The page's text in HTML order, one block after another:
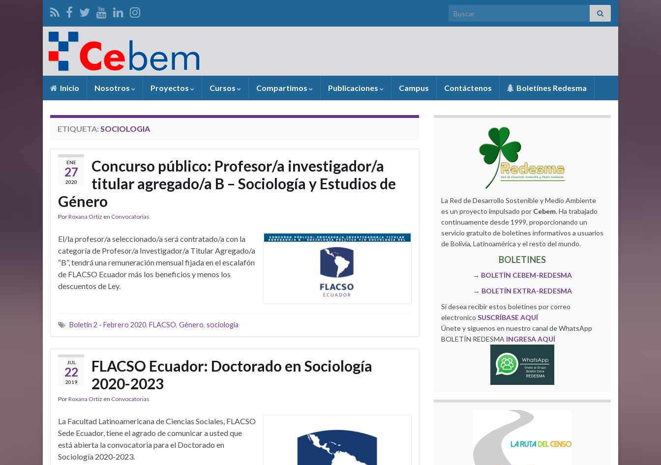
Search for:
Inicio Nosotros Proyectos Cursos Compartimos Publicaciones Campus Contáctenos Boletínes Redesma
ETIQUETA: SOCIOLOGIA
ENE
27
2020
Concurso público: Profesor/a investigador/a
titular agregado/a B – Sociología y Estudios de
Género
PorRoxana Ortiz en Convocatorias
El/la profesor/a seleccionado/a será contratado/a con la
categoría de Profesor/a Investigador/a Titular Agregado/a
“B”, tendrá una remuneración mensual fijada en el escalafón
de FLACSO Ecuador más los beneficios y menos los
descuentos de Ley.
Boletín 2 - Febrero 2020, FLACSO, Género, sociologia
JUL
22
2019
FLACSO Ecuador: Doctorado en Sociología
2020-2023
PorRoxana Ortiz en Convocatorias
La Facultad Latinoamericana de Ciencias Sociales, FLACSO
Sede Ecuador, tiene el agrado de comunicar a usted que
está abierta la convocatoria para el Doctorado en
Sociología 2020-2023.
La Red de Desarrollo Sostenible y Medio Ambiente
es un proyecto impulsado por Cebem. Ha trabajado
continuamente desde 1999, proporcionando un
servicio gratuito de boletines informativos a usuarios
de Bolivia, Latinoamérica y el resto del mundo.
BOLETINES
→ BOLETÍN CEBEM-REDESMA
→ BOLETÍN EXTRA-REDESMA
Si desea recibir estos boletines por correo
electronico SUSCRÍBASE AQUÍ
Únete y siguenos en nuestro canal de WhatsApp
BOLETÍN REDESMA INGRESA AQUÍ